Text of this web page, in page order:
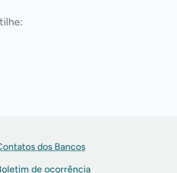
dos Bancos
de ocorrência